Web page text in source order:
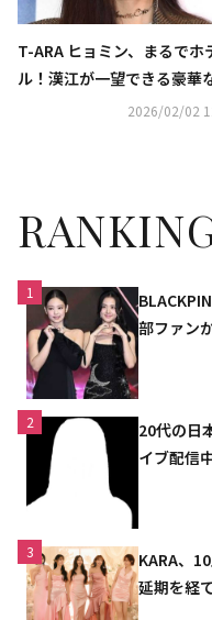
T-ARA ヒョミン、まるでホ
ル！漢江が一望できる豪華
2026/02/02
1
部ファン
2
20代の日
イブ配信
3
KARA、
延期を経